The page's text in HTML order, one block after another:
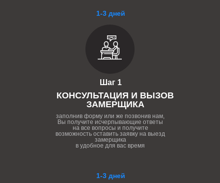
1-3 дней
1-3 дней
Шаг 1
КОНСУЛЬТАЦИЯ И ВЫЗОВ
ЗАМЕРЩИКА
заполнив форму или же позвонив нам,
Вы получите исчерпывающие ответы
на все вопросы и получите
возможность оставить заявку на выезд
замерщика
в удобное для вас время